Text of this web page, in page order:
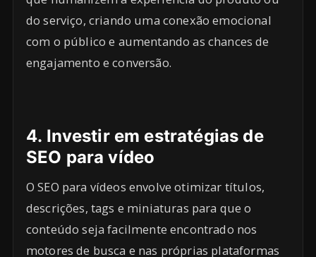
do serviço, criando uma conexão emocional
com o público e aumentando as chances de
engajamento e conversão.
4. Investir em estratégias de
SEO para vídeo
O SEO para vídeos envolve otimizar títulos,
descrições, tags e miniaturas para que o
conteúdo seja facilmente encontrado nos
motores de busca e nas próprias plataformas